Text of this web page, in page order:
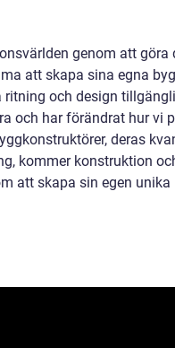
genom att göra
att skapa sina egna
ritning och design
och har förändrat hur vi
deras
kommer konstruktion
att skapa sin egen unika